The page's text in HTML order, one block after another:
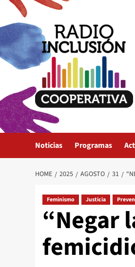
Skip
content
Noticias Programas
HOME 2025 AGOSTO 31
Feminismo Justicia
“Negar